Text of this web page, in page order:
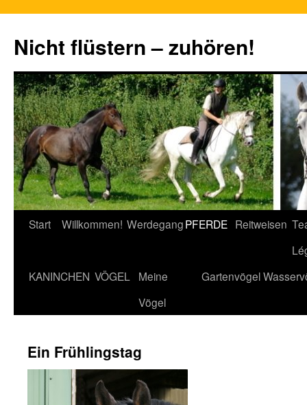
Nicht flüstern – zuhören!
Zum
springen
Start Willkommen! WerdegangPFERDE Reitweisen
KANINCHEN VÖGEL
Meine
Vögel
Gartenvögel
Ein Frühlingstag